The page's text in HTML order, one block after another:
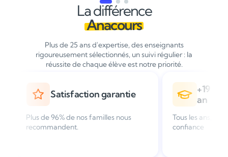
La différence
Anacours
Plus de 25 ans d'expertise, des enseignants
rigoureusement sélectionnés, un suivi régulier : la
réussite de chaque élève est notre priorité.
+19 000 élèves suivis /
an
Tous les ans, des familles nous font
confiance
+ de
Leader du
en France